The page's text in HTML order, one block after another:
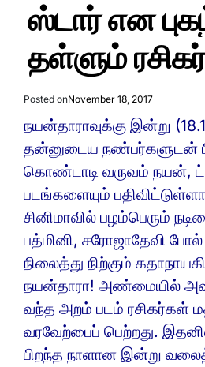
ஸ்டார் என
தள்ளும்
Posted onNovember 18, 2017
நயன்தாராவுக்கு இன்று
தன்னுடைய நண்பர்களுடன்
கொண்டாடி வருவம் நயன்,
படங்களையும்
சினிமாவில் பழம்பெரும்
பத்மினி, சரோஜாதேவி
நிலைத்து நிற்கும்
நயன்தாரா! அண்மையில்
வந்த அறம் படம் ரசிகர்கள்
வரவேற்பைப் பெற்றது.
பிறந்த நாளான இன்று